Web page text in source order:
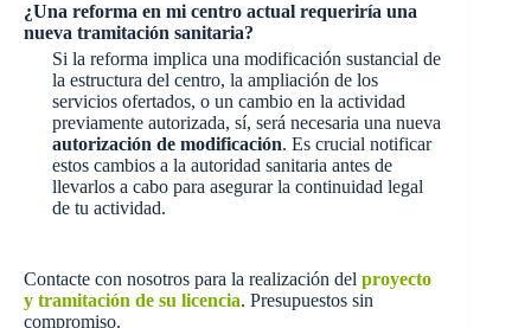
¿Una reforma en mi centro actual requeriría una
nueva tramitación sanitaria?
Si la reforma implica una modificación sustancial de
la estructura del centro, la ampliación de los
servicios ofertados, o un cambio en la actividad
previamente autorizada, sí, será necesaria una nueva
autorización de modificación. Es crucial notificar
estos cambios a la autoridad sanitaria antes de
llevarlos a cabo para asegurar la continuidad legal
de tu actividad.
Contacte con nosotros para la realización del proyecto
y tramitación de su licencia. Presupuestos sin
compromiso.